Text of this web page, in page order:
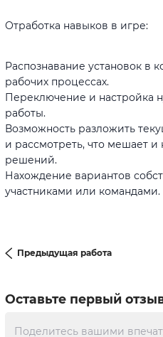
Отработка навыков в игре:
Распознавание установок в
рабочих процессах.
Переключение и настройка
работы.
Возможность разложить
и рассмотреть, что мешает и
решений.
Нахождение вариантов
участниками или командами.
Предыдущая работа
Оставьте первый